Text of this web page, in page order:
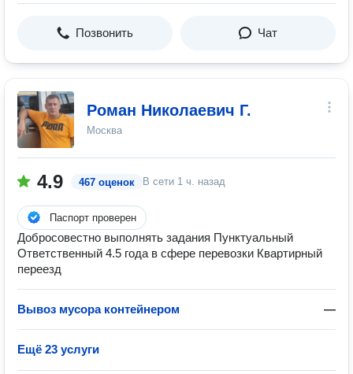
Позвонить Чат
Роман Николаевич Г.
Москва
4.9 467 оценок В сети 1 ч. назад
Паспорт проверен
Добросовестно выполнять задания Пунктуальный
Ответственный 4.5 года в сфере перевозки Квартирный
переезд
Вывоз мусора контейнером —
Ещё 23 услуги